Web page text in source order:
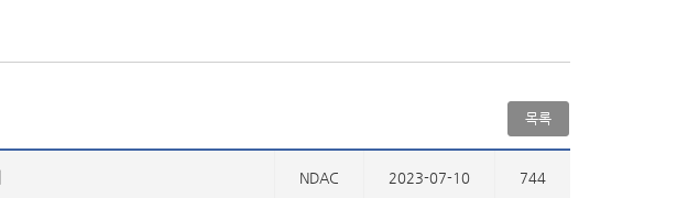
목록
NDAC 2023-07-10 744